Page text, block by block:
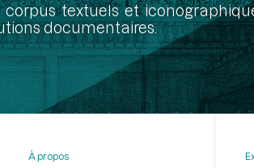
textuels et
documentaires.
À propos